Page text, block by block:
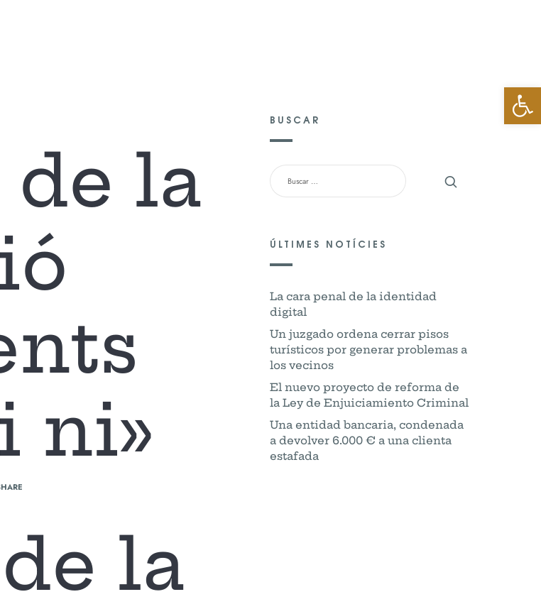
la
ni»
la
BUSCAR
ÚLTIMES NOTÍCIES
La cara penal de la identidad
digital
Un juzgado ordena cerrar pisos
turísticos por generar problemas a
los vecinos
El nuevo proyecto de reforma de
la Ley de Enjuiciamiento Criminal
Una entidad bancaria, condenada
a devolver 6.000 € a una clienta
estafada
Abrir